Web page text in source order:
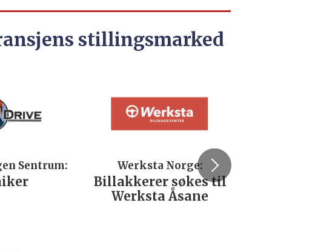
stillingsmarked
Sentrum: Werksta Norge:
Billakkerer søkes til
Werksta Åsane